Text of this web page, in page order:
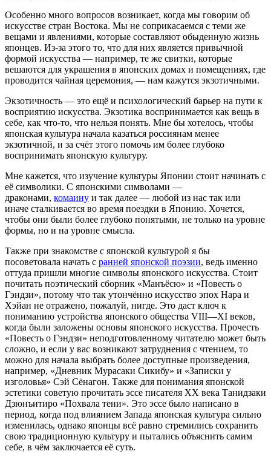
Особенно много вопросов возникает, когда мы говорим об
искусстве стран Востока. Мы не соприкасаемся с теми же
вещами и явлениями, которые составляют обыденную жизнь
японцев. Из-за этого то, что для них является привычной
формой искусства — например, те же свитки, которые
вешаются для украшения в японских домах и помещениях, где
проводится чайная церемония, — нам кажутся экзотичными.
Экзотичность — это ещё и психологический барьер на пути к
восприятию искусства. Экзотика воспринимается как вещь в
себе, как что-то, что нельзя понять. Мне бы хотелось, чтобы
японская культура начала казаться россиянам менее
экзотичной, и за счёт этого помочь им более глубоко
воспринимать японскую культуру.
Мне кажется, что изучение культуры Японии стоит начинать с
её символики. С японскими символами —
драконами, комаину и так далее — любой из нас так или
иначе сталкивается во время поездки в Японию. Хочется,
чтобы они были более глубоко понятыми, не только на уровне
формы, но и на уровне смысла.
Также при знакомстве с японской культурой я бы
посоветовала начать с ранней японской поэзии, ведь именно
оттуда пришли многие символы японского искусства. Стоит
почитать поэтический сборник «Манъёсю» и «Повесть о
Гэндзи», потому что так утончённо искусство эпох Нара и
Хэйан не отражено, пожалуй, нигде. Это даст ключ к
пониманию устройства японского общества VIII—XI веков,
когда были заложены основы японского искусства. Прочесть
«Повесть о Гэндзи» неподготовленному читателю может быть
сложно, и если у вас возникают затруднения с чтением, то
можно для начала выбрать более доступные произведения,
например, «Дневник Мурасаки Сикибу» и «Записки у
изголовья» Сэй Сёнагон. Также для понимания японской
эстетики советую прочитать эссе писателя ХХ века Танидзаки
Дзюнъитиро «Похвала тени». Это эссе было написано в
период, когда под влиянием Запада японская культура сильно
изменилась, однако японцы всё равно стремились сохранить
свою традиционную культуру и пытались объяснить самим
себе, в чём заключается её суть.